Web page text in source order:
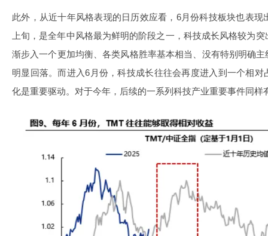
此外，从近十年风格表现的日历效应看，6月份科技板块也表
上旬，是全年中风格最为鲜明的阶段之一，科技成长风格较为
渐步入一个更加均衡、各类风格胜率基本相当、没有特别明确
明显回落。而进入6月份，科技成长往往会再度进入到一个相
化是重要驱动。对于今年，后续的一系列科技产业重要事件同样